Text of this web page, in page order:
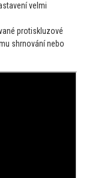
velmi
protiskluzové
shrnování nebo